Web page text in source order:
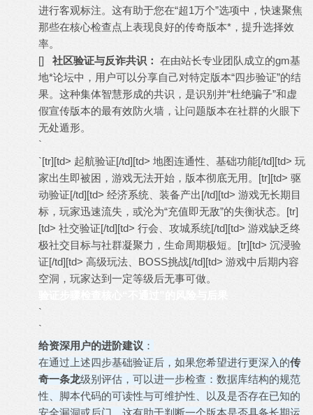
进行客观标注。这有助于您在“超1万个”选项中，快速聚焦
那些在核心检查点上表现良好的传奇版本*，提升选择效
率。
[] 社区验证与反诈共识： 在由站长专业团队成立的gm基
地*论坛中，用户可以分享自己对特定版本“四步验证”的结
果。这种集体智慧形成的共识，是识别并“杜绝骗子”和虚
假宣传版本的最有效防火墙，让问题版本在社群的火眼下
无处遁形。
`
`[tr][td> 起航验证[/td][td> 地图连通性、基础功能[/td][td> 玩
家出生即被困，游戏无法开始，版本彻底无用。[tr][td> 驱
动验证[/td][td> 经济系统、装备产出[/td][td> 游戏无长期目
标，玩家迅速流失，或沦为“充值即无敌”的失衡状态。[tr]
[td> 社交验证[/td][td> 行会、攻城系统[/td][td> 游戏缺乏终
极社交目标与社群凝聚力，生命周期极短。[tr][td> 沉浸验
证[/td][td> 高级玩法、BOSS挑战[/td][td> 游戏中后期内容
空洞，玩家达到一定等级后无事可做。
`
`
给资深用户的进阶建议 ：
在通过上述四步基础验证后，如果您希望进行更深入的传
奇一条龙级别评估，可以进一步检查：数据库结构的规范
性、脚本代码的可读性与可维护性、以及是否存在已知的
安全漏洞或后门。这有助于判断一个版本是否具备长期运